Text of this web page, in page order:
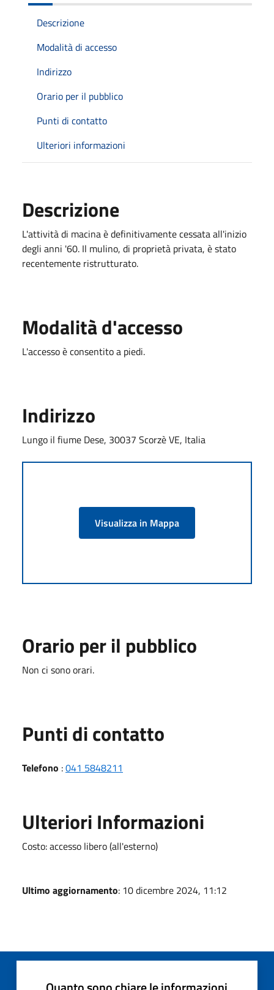
Descrizione
Modalità di accesso
Indirizzo
Orario per il pubblico
Punti di contatto
Ulteriori informazioni
Descrizione
L'attività di macina è definitivamente cessata all'inizio
degli anni '60. Il mulino, di proprietà privata, è stato
recentemente ristrutturato.
Modalità d'accesso
L'accesso è consentito a piedi.
Indirizzo
Lungo il fiume Dese, 30037 Scorzè VE, Italia
Visualizza in Mappa
Orario per il pubblico
Non ci sono orari.
Punti di contatto
Telefono :041 5848211
Ulteriori Informazioni
Costo: accesso libero (all'esterno)
Ultimo aggiornamento: 10 dicembre 2024, 11:12